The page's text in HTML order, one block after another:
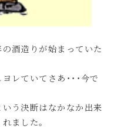
酒造りが始まっていた
レていてさあ･･･今で
う決断はなかなか出来
ました。